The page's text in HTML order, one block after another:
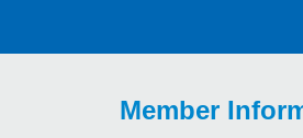
Member